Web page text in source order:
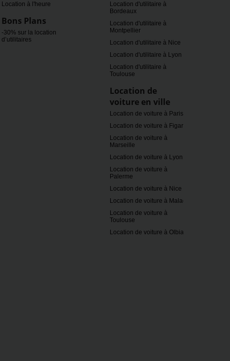
Location à l'heure
Bons Plans
-30% sur la location
d’utilitaires
Location d'utilitaire à
Bordeaux
Location d'utilitaire à
Montpellier
Location d'utilitaire à Nice
Location d'utilitaire à Lyon
Location d'utilitaire à
Toulouse
Location de
voiture en ville
Location de voiture à Paris
Location de voiture à Figari
Location de voiture à
Marseille
Location de voiture à Lyon
Location de voiture à
Palerme
Location de voiture à Nice
Location de voiture à Malaga
Location de voiture à
Toulouse
Location de voiture à Olbia